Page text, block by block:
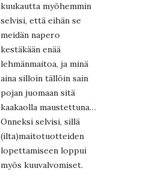
kuukautta myöhemmin
selvisi, että eihän se
meidän napero
kestäkään enää
lehmänmaitoa, ja minä
aina silloin tällöin sain
pojan juomaan sitä
kaakaolla maustettuna…
Onneksi selvisi, sillä
(ilta)maitotuotteiden
lopettamiseen loppui
myös kuuvalvomiset.